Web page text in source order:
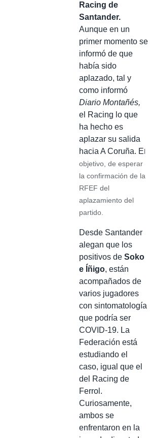
Racing de
Santander.
Aunque en un
primer momento se
informó de que
había sido
aplazado, tal y
como informó
Diario Montañés,
el Racing lo que
ha hecho es
aplazar su salida
hacia A Coruña. El
objetivo, de esperar
la confirmación de la
RFEF del
aplazamiento del
partido.
Desde Santander
alegan que los
positivos de Soko
e Íñigo, están
acompañados de
varios jugadores
con sintomatología
que podría ser
COVID-19. La
Federación está
estudiando el
caso, igual que el
del Racing de
Ferrol.
Curiosamente,
ambos se
enfrentaron en la